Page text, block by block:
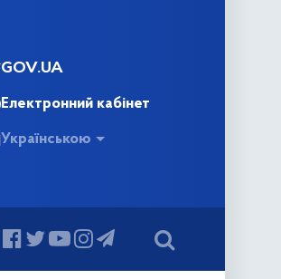
GOV.UA
Електронний кабінет
Українською